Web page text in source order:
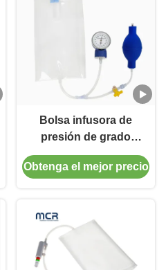
Bolsa infusora de
presión de grado
médico de uso único
para urgencias con
Obtenga el mejor precio